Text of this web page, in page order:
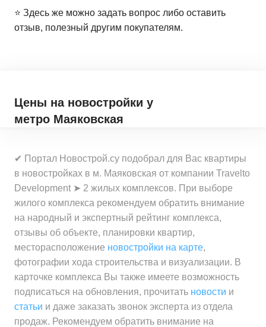
⭐️ Здесь же можно задать вопрос либо оставить
отзыв, полезный другим покупателям.
Цены на новостройки у
метро Маяковская
✔ Портал Новострой.су подобрал для Вас квартиры
в новостройках в м. Маяковская от компании Travelto
Development ➤ 2 жилых комплексов. При выборе
жилого комплекса рекомендуем обратить внимание
на народный и экспертный рейтинг комплекса,
отзывы об объекте, планировки квартир,
месторасположение новостройки на карте,
фотографии хода строительства и визуализации. В
карточке комплекса Вы также имеете возможность
подписаться на обновления, прочитать новости и
статьи и даже заказать звонок эксперта из отдела
продаж. Рекомендуем обратить внимание на